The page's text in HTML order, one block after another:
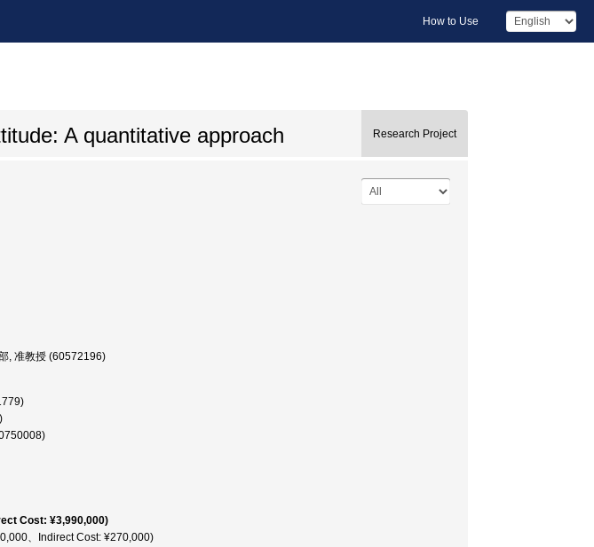
How to Use
A quantitative approach Research Project
, 准教授 (60572196)
Cost: ¥3,990,000)
、Indirect Cost: ¥270,000)